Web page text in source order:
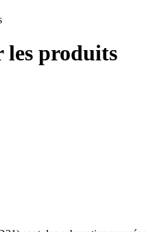
les produits